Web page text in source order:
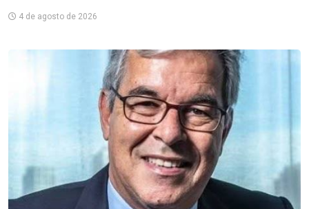
4 de agosto de 2026